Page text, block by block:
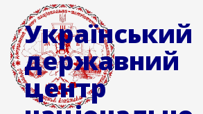
Український
державний
центр